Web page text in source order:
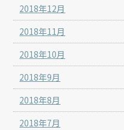
2018年12月
2018年11月
2018年10月
2018年9月
2018年8月
2018年7月